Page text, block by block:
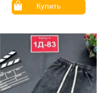
Купить